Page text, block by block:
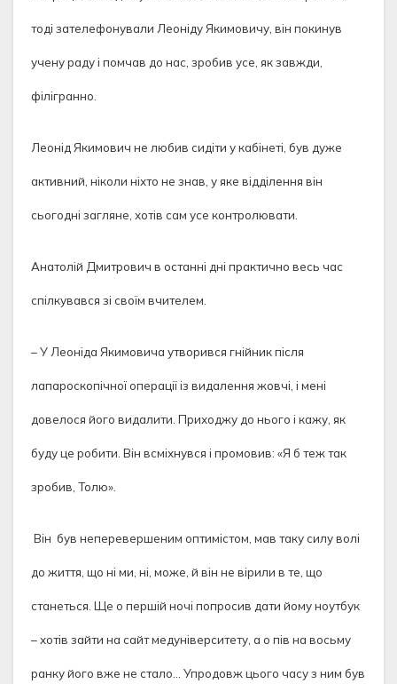
тоді зателефонували Леоніду Якимовичу, він покинув
учену раду і помчав до нас, зробив усе, як завжди,
філігранно.
Леонід Якимович не любив сидіти у кабінеті, був дуже
активний, ніколи ніхто не знав, у яке відділення він
сьогодні загляне, хотів сам усе контролювати.
Анатолій Дмитрович в останні дні практично весь час
спілкувався зі своїм вчителем.
– У Леоніда Якимовича утворився гнійник після
лапароскопічної операції із видалення жовчі, і мені
довелося його видалити. Приходжу до нього і кажу, як
буду це робити. Він всміхнувся і промовив: «Я б теж так
зробив, Толю».
Він був неперевершеним оптимістом, мав таку силу волі
до життя, що ні ми, ні, може, й він не вірили в те, що
станеться. Ще о першій ночі попросив дати йому ноутбук
– хотів зайти на сайт медуніверситету, а о пів на восьму
ранку його вже не стало… Упродовж цього часу з ним був